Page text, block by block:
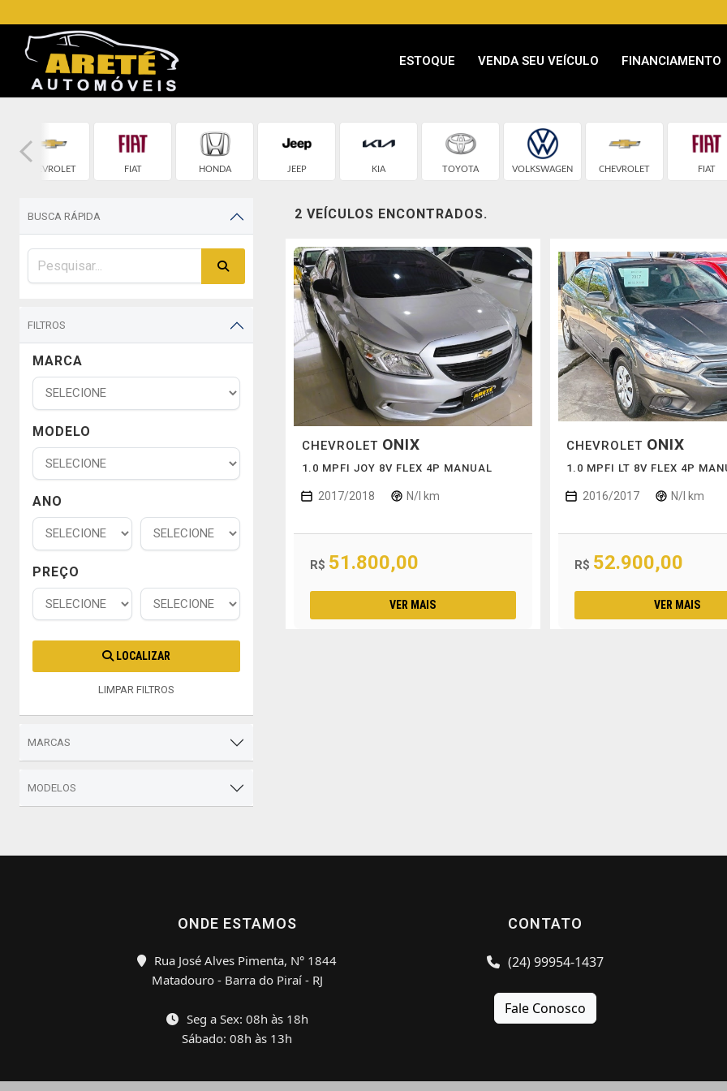
ESTOQUE VENDA SEU VEÍCULO FINANCIAMENTO
CHEVROLET FIAT HONDA JEEP KIA TOYOTA VOLKSWAGEN CHEVROLET FIAT
BUSCA RÁPIDA
FILTROS
MARCA
MODELO
ANO
PREÇO
LOCALIZAR
LIMPAR FILTROS
MARCAS
MODELOS
2 VEÍCULOS ENCONTRADOS.
CHEVROLET ONIX
1.0 MPFI JOY 8V FLEX 4P MANUAL
2017/2018 N/I km
R$ 51.800,00
VER MAIS
CHEVROLET ONIX
1.0 MPFI LT 8V FLEX 4P
2016/2017 N/I km
R$ 52.900,00
VER MAIS
ONDE ESTAMOS
Rua José Alves Pimenta, N° 1844
Matadouro - Barra do Piraí - RJ
Seg a Sex: 08h às 18h
Sábado: 08h às 13h
CONTATO
(24) 99954-1437
Fale Conosco